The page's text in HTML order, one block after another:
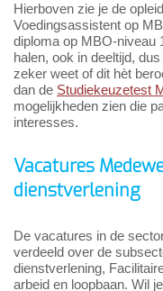
Hierboven zie je de
Voedingsassistent op
diploma op MBO-niveau
halen, ook in deeltijd,
zeker weet of dit hèt
dan de Studiekeuzetest
mogelijkheden zien die
interesses.
Vacatures
dienstverlening
De vacatures in de
verdeeld over de
dienstverlening,
arbeid en loopbaan. Wil